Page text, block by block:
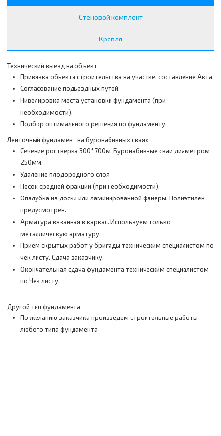
Стеновой комплект
Кровля
Технический выезд на объект
Привязка обьекта строительства на участке, составление Акта.
Согласование подьездных путей.
Нивелировка места установки фундамента (при
необходимости).
Подбор оптимального решения по фундаменту.
Ленточный фундамент на буронабивных сваях
Сечение ростверка 300*700м. Буронабивные сваи диаметром
250мм.
Удаление плодородного слоя
Песок средней фракции (при необходимости).
Опалубка из доски или ламинированной фанеры. Полиэтилен
предусмотрен.
Арматура вязанная в каркас. Используем только
металлическую арматуру.
Прием скрытых работ у бригады техническим специалистом по
чек листу. Сдача заказчику.
Окончательная сдача фундамента техническим специалистом
по Чек листу.
Другой тип фундамента
По желанию заказчика произведем строительные работы
любого типа фундамента